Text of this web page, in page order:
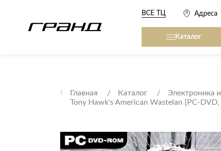
ВСЕ ТЦ Адреса
Каталог
Журнальные столы
Кофейные столики
Обеденные столы
сна
Товары для сна
Главная Каталог Электроника
Tony Hawk's American Wastelan [РС-DVD,